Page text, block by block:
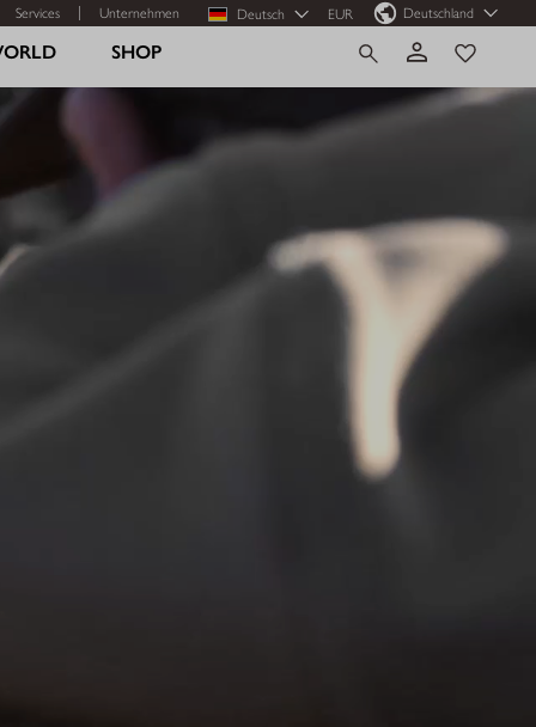
Services Unternehmen Deutsch EUR Deutschland
SHOP